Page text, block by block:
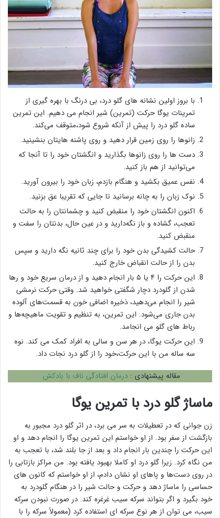
با بروز اولین نشانه های گلو درد، بی درنگ با بهره گیری از
تمرینات یوگا حرکت (تمرین) شیر انجام می دهیم. این تمرین
ساده گلو درد را پیش از آنکه شروع شود،متوقف می‌کند.
زانوها را روی زمین قرار دهید و روی پاشنه هایتان بنشینید.
دست ها را روی زانوها بگذارید و انگشتان خود را تا آنجا که
می‌توانید از هم باز کنید.
نفس عمیق بکشید و هنگام بازدم، زبان خود را بیرون آورید.
نوک زبان را به چانه برسانید تا جایی که تقریبا عق بزنید.
اکنون انگشتان خود را منقبض کنید و چشمانتان را به حالت
تعجب، گشاده و باز نگه‌دارید و در عین حال، بدنتان را سفت و
منقبض کنید.
حالت کشیدگی بدن خود را برای چند ثانیه نگه دارید و سپس
بدن را از حالت انقباض خارج کنید.
این حرکت را ۴ یا ۵ بار انجام دهید و از درمان سریع خود و رها
شدن از گلودرد دچار شگفتی خواهید شد. وقتی حرکت نرمشی
شیر را انجام می‌دهید، ذخیره اضافی خون به قسمت‌های آلوده
بدن جاری می‌شود. این تمرین، به تنظیم و تقویت ماهیچه‌ها و
رباط‌ های گلو می انجامد.
این حرکت یوگا، در هر سن و سالی به افراد کمک می کند. نوه
سه ساله من با این حرکت،خود را از گلو درد نجات داد.
مقاله پیشنهادی :درمان افتادگی ناف با بادکش
ماساژ گلو درد با تمرین یوگا
زن جوانی که در تعطیلات به سر می برد، در اثر گلو درد مجبور به
بازگشت از سفر بود. از او خواستم این تمرین یوگا را انجام دهد و او
این حرکت را چندین بار انجام داد و بعد از جا بلند شد، با تعجب به
من نگاه کرد. زیرا گلو درد او کاملا بهبود یافته بود. من مراکز بازتابی را
در روی دست‌ها و پاهای او نشان دادم، از او خواستم که کانون های
حساسی را ماساژ دهد و حرکت و حالت شیر را در هنگام گلودرد به
خود بگیرد و اگر بتواند سرکه سیب غرغره کند. در صورت نبودن سرکه
سیب، می توان از هر نوع سرکه ای استفاده کرد (معمولاً سرکه را با